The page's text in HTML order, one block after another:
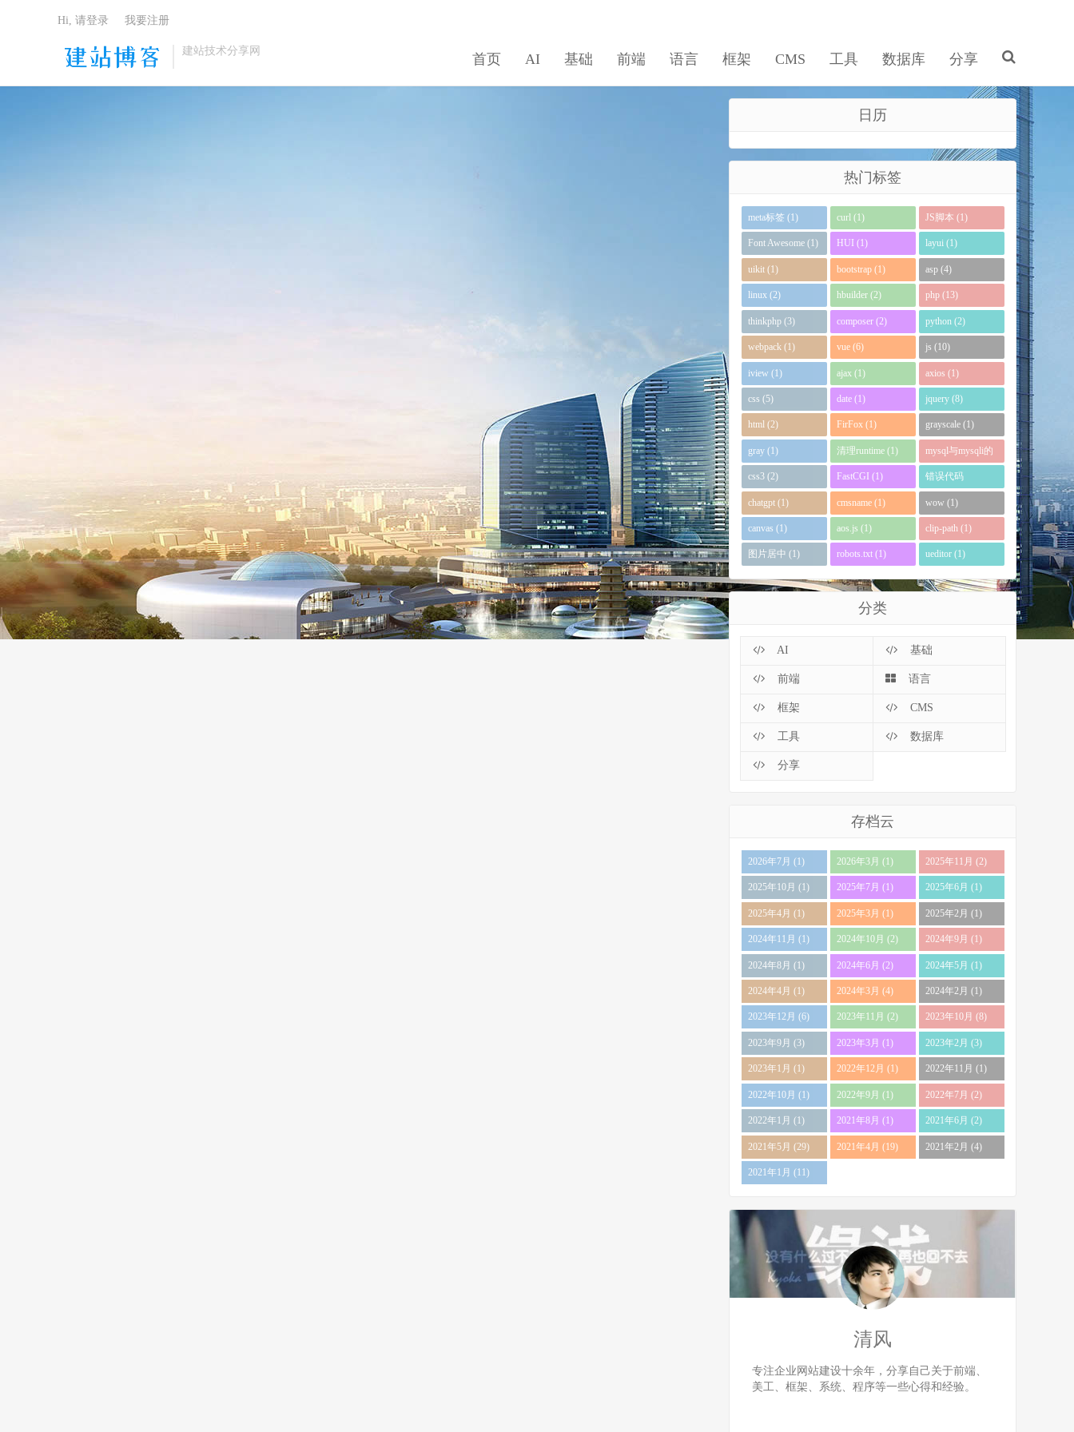
建站技术分享网
首页 AI 基础 前端 语言 框架 CMS 工具 数据库 分享
Hi, 请登录 我要注册
日历
热门标签
meta标签 (1) curl (1) JS脚本 (1)
Font Awesome (1) HUI (1) layui (1)
uikit (1) bootstrap (1) asp (4)
linux (2) hbuilder (2) php (13)
thinkphp (3) composer (2) python (2)
webpack (1) vue (6) js (10)
iview (1) ajax (1) axios (1)
css (5) date (1) jquery (8)
html (2) FirFox (1) grayscale (1)
gray (1) 清理runtime (1) mysql与mysqli的
区别 (1)
css3 (2) FastCGI (1) 错误代码
0xc0000135 (1)
chatgpt (1) cmsname (1) wow (1)
canvas (1) aos.js (1) clip-path (1)
图片居中 (1) robots.txt (1) ueditor (1)
分类
AI 基础
前端 语言
框架 CMS
工具 数据库
分享
存档云
2026年7月 (1) 2026年3月 (1) 2025年11月 (2)
2025年10月 (1) 2025年7月 (1) 2025年6月 (1)
2025年4月 (1) 2025年3月 (1) 2025年2月 (1)
2024年11月 (1) 2024年10月 (2) 2024年9月 (1)
2024年8月 (1) 2024年6月 (2) 2024年5月 (1)
2024年4月 (1) 2024年3月 (4) 2024年2月 (1)
2023年12月 (6) 2023年11月 (2) 2023年10月 (8)
2023年9月 (3) 2023年3月 (1) 2023年2月 (3)
2023年1月 (1) 2022年12月 (1) 2022年11月 (1)
2022年10月 (1) 2022年9月 (1) 2022年7月 (2)
2022年1月 (1) 2021年8月 (1) 2021年6月 (2)
2021年5月 (29) 2021年4月 (19) 2021年2月 (4)
2021年1月 (11)
清风
专注企业网站建设十余年，分享自己关于前端、
美工、框架、系统、程序等一些心得和经验。